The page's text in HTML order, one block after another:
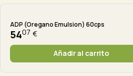
ADP (Oregano Emulsion) 60cps
5407 €
Añadir al carrito